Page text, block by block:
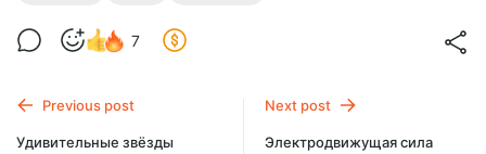
7
Previous post
Удивительные звёзды
Next post
Электродвижущая сила